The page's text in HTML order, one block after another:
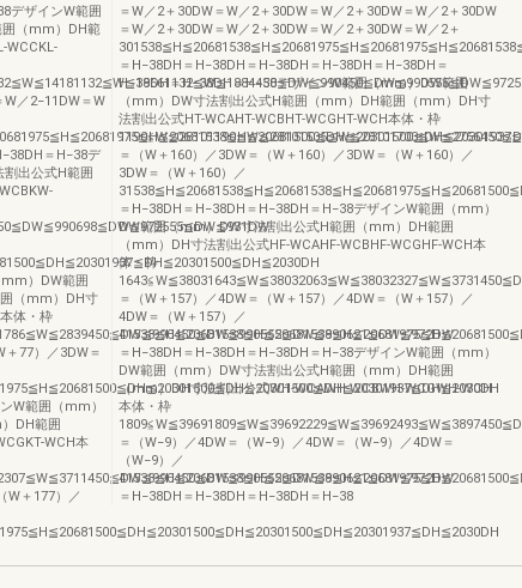
デザインW範囲
囲（mm）DH範
WCCKL-
W／2−11DW＝W
＝H−38デ
出公式H範囲
mm）DW範囲
（mm）DH寸
体・枠
＋77）／3DW＝
W範囲（mm）
DH範囲
WCH本
W＋177）／
＝W／2＋30DW＝W／2＋30DW＝W／2＋30DW＝W／2＋30DW
＝W／2＋30DW＝W／2＋30DW＝W／2＋30DW＝W／2＋
＝H−38DH＝H−38DH＝H−38DH＝H−38DH＝H−38DH＝
H−38DH＝H−38DH＝H−38デザインW範囲（mm）DW範囲
（mm）DW寸法割出公式H範囲（mm）DH範囲（mm）DH寸
法割出公式HT-WCAHT-WCBHT-WCGHT-WCH本体・枠
＝（W＋160）／3DW＝（W＋160）／3DW＝（W＋160）／
3DW＝（W＋160）／
＝H−38DH＝H−38DH＝H−38DH＝H−38デザインW範囲（mm）
DW範囲（mm）DW寸法割出公式H範囲（mm）DH範囲
（mm）DH寸法割出公式HF-WCAHF-WCBHF-WCGHF-WCH本
体・枠
＝（W＋157）／4DW＝（W＋157）／4DW＝（W＋157）／
4DW＝（W＋157）／
＝H−38DH＝H−38DH＝H−38DH＝H−38デザインW範囲（mm）
DW範囲（mm）DW寸法割出公式H範囲（mm）DH範囲
（mm）DH寸法割出公式WH-WCAWH-WCBWH-WCGWH-WCH
本体・枠
＝（W−9）／4DW＝（W−9）／4DW＝（W−9）／4DW＝
（W−9）／
＝H−38DH＝H−38DH＝H−38DH＝H−38